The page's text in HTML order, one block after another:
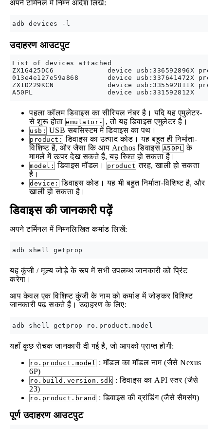
अपने टर्मिनल में निम्न आदेश लिखें:
उदाहरण आउटपुट
List of devices attached
ZX1G425DC6             device usb:336592896X
013e4e127e59a868       device usb:337641472X
ZX1D229KCN             device usb:335592811X
पहला कॉलम डिवाइस का सीरियल नंबर है। यदि यह एमुलेटर-
से शुरू होता emulator- , तो यह डिवाइस एमुलेटर है।
usb: USB सबसिस्टम में डिवाइस का पथ।
product: डिवाइस का उत्पाद कोड। यह बहुत ही निर्माता-
विशिष्ट है, और जैसा कि आप Archos डिवाइस A50PL के
मामले में ऊपर देख सकते हैं, यह रिक्त हो सकता है।
model: डिवाइस मॉडल। product तरह, खाली हो सकता
है।
device: डिवाइस कोड। यह भी बहुत निर्माता-विशिष्ट है, और
खाली हो सकता है।
डिवाइस की जानकारी पढ़ें
अपने टर्मिनल में निम्नलिखित कमांड लिखें:
यह कुंजी / मूल्य जोड़े के रूप में सभी उपलब्ध जानकारी को प्रिंट
करेगा।
आप केवल एक विशिष्ट कुंजी के नाम को कमांड में जोड़कर विशिष्ट
जानकारी पढ़ सकते हैं। उदाहरण के लिए:
यहाँ कुछ रोचक जानकारी दी गई है, जो आपको प्राप्त होगी:
ro.product.model : मॉडल का मॉडल नाम (जैसे Nexus
6P)
ro.build.version.sdk : डिवाइस का API स्तर (जैसे
23)
ro.product.brand : डिवाइस की ब्रांडिंग (जैसे सैमसंग)
पूर्ण उदाहरण आउटपुट